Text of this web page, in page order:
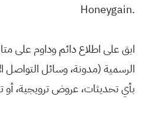
Honeygain.
ابق على اطلاع دائم وداوم على
الرسمية (مدونة، وسائل التواصل
بأي تحديثات، عروض ترويجية، أو